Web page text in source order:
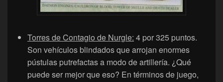
Torres de Contagio de Nurgle: 4 por 325 puntos.
Son vehículos blindados que arrojan enormes
pústulas putrefactas a modo de artillería. ¿Qué
puede ser mejor que eso? En términos de juego,